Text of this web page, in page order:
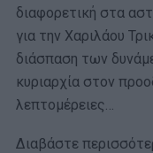
διαφορετική στα
για την Χαριλάου
διάσπαση των
κυριαρχία στον
λεπτομέρειες…
Διαβάστε